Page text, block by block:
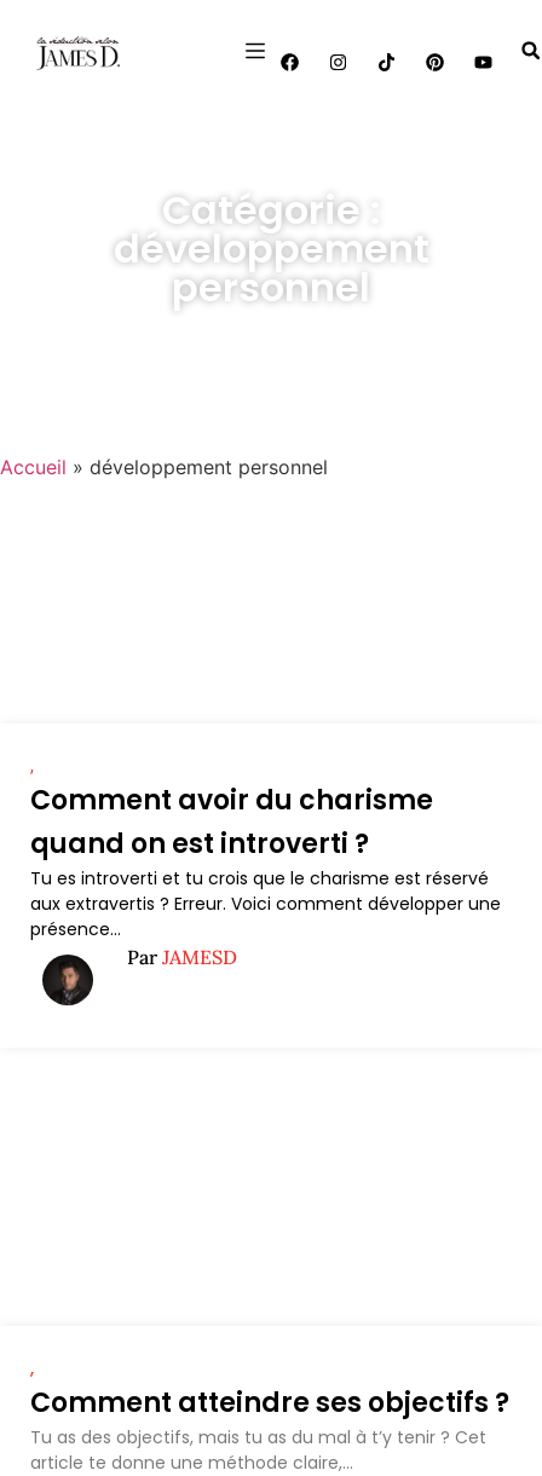
Catégorie :
développement
personnel
Accueil » développement personnel
,
Comment avoir du charisme
quand on est introverti ?
Tu es introverti et tu crois que le charisme est réservé
aux extravertis ? Erreur. Voici comment développer une
présence...
ParJAMESD
,
Comment atteindre ses objectifs ?
Tu as des objectifs, mais tu as du mal à t’y tenir ? Cet
article te donne une méthode claire,...